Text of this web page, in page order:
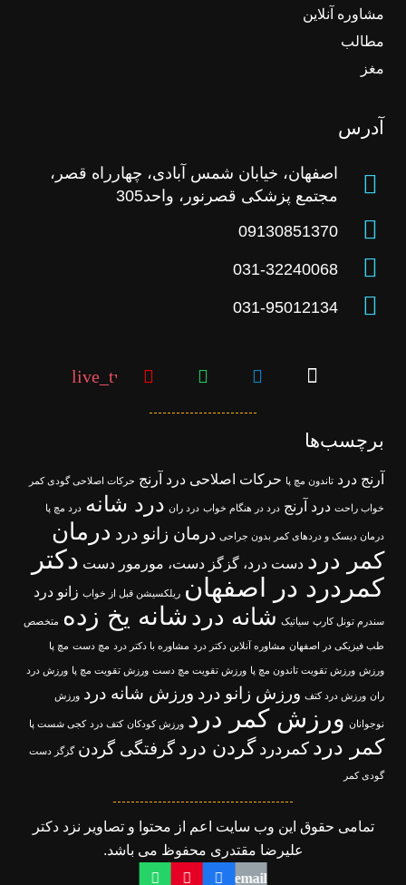
مشاوره آنلاین
مطالب
مغز
آدرس
اصفهان، خیابان شمس آبادی، چهارراه قصر،
مجتمع پزشکی قصرنور، واحد305
09130851370
031-32240068
031-95012134
live_tv
برچسب‌ها
آرنج درد تاندون مچ پا حرکات اصلاحی درد آرنج حرکات اصلاحی گودی کمر
خواب راحت درد آرنج درد در هنگام خواب درد ران درد شانه درد مچ پا
درمان دیسک و دردهای کمر بدون جراحی درمان زانو درد درمان
کمر درد دست درد، گزگز دست، مورمور دست دکتر
کمردرد در اصفهان ریلکسیشن قبل از خواب زانو درد
سندرم تونل کارپ سیاتیک شانه درد شانه یخ زده متخصص
طب فیزیکی در اصفهان مشاوره آنلاین دکتر درد مشاوره با دکتر درد مچ دست مچ پا
ورزش ورزش تقویت تاندون مچ پا ورزش تقویت مچ دست ورزش تقویت مچ پا ورزش درد
ران ورزش درد کتف ورزش زانو درد ورزش شانه درد ورزش
نوجوانان ورزش کمر درد ورزش کودکان کتف درد کجی شست پا
کمر درد کمردرد گردن درد گرفتگی گردن گزگز دست
گودی کمر
تمامی حقوق این وب سایت اعم از محتوا و تصاویر نزد دکتر
علیرضا مقتدری محفوظ می باشد.